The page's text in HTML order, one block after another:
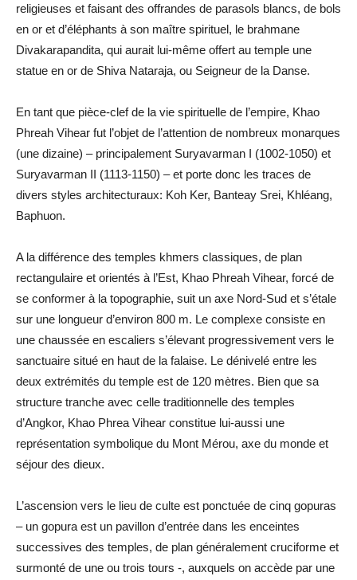
religieuses et faisant des offrandes de parasols blancs, de bols
en or et d’éléphants à son maître spirituel, le brahmane
Divakarapandita, qui aurait lui-même offert au temple une
statue en or de Shiva Nataraja, ou Seigneur de la Danse.
En tant que pièce-clef de la vie spirituelle de l’empire, Khao
Phreah Vihear fut l’objet de l’attention de nombreux monarques
(une dizaine) – principalement Suryavarman I (1002-1050) et
Suryavarman II (1113-1150) – et porte donc les traces de
divers styles architecturaux: Koh Ker, Banteay Srei, Khléang,
Baphuon.
A la différence des temples khmers classiques, de plan
rectangulaire et orientés à l’Est, Khao Phreah Vihear, forcé de
se conformer à la topographie, suit un axe Nord-Sud et s’étale
sur une longueur d’environ 800 m. Le complexe consiste en
une chaussée en escaliers s’élevant progressivement vers le
sanctuaire situé en haut de la falaise. Le dénivelé entre les
deux extrémités du temple est de 120 mètres. Bien que sa
structure tranche avec celle traditionnelle des temples
d’Angkor, Khao Phrea Vihear constitue lui-aussi une
représentation symbolique du Mont Mérou, axe du monde et
séjour des dieux.
L’ascension vers le lieu de culte est ponctuée de cinq gopuras
– un gopura est un pavillon d’entrée dans les enceintes
successives des temples, de plan généralement cruciforme et
surmonté de une ou trois tours -, auxquels on accède par une